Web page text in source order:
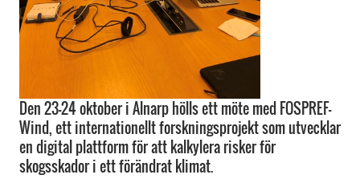
Den 23-24 oktober i Alnarp hölls ett möte med FOSPREF-
Wind, ett internationellt forskningsprojekt som utvecklar
en digital plattform för att kalkylera risker för
skogsskador i ett förändrat klimat.